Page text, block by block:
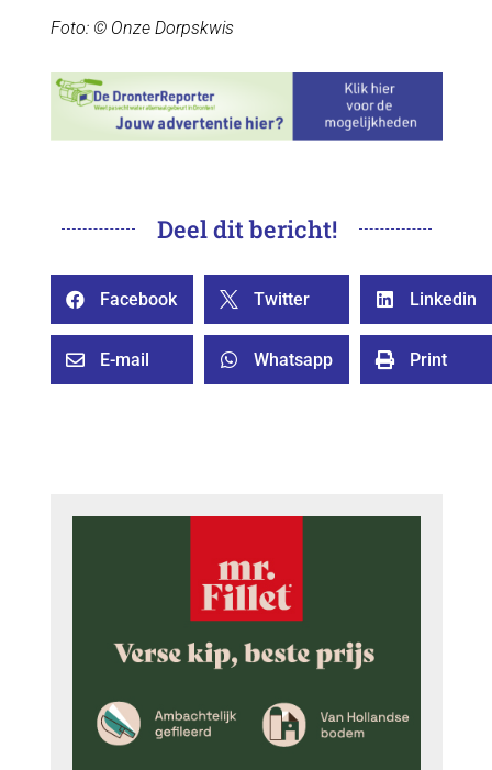
Foto: © Onze Dorpskwis
Deel dit bericht!
 Facebook  Twitter  Linkedin
 E-mail  Whatsapp  Print